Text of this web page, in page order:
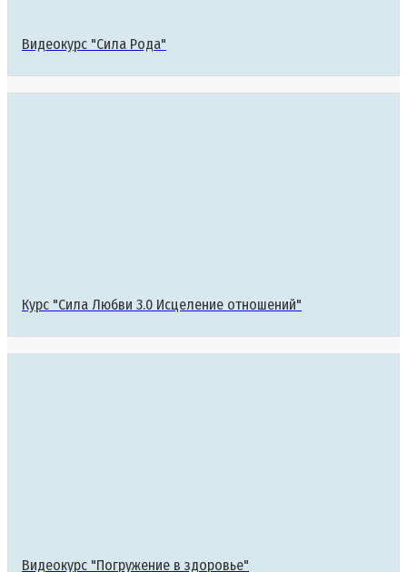
Видеокурс "Сила Рода"
Курс "Сила Любви 3.0 Исцеление отношений"
Видеокурс "Погружение в здоровье"